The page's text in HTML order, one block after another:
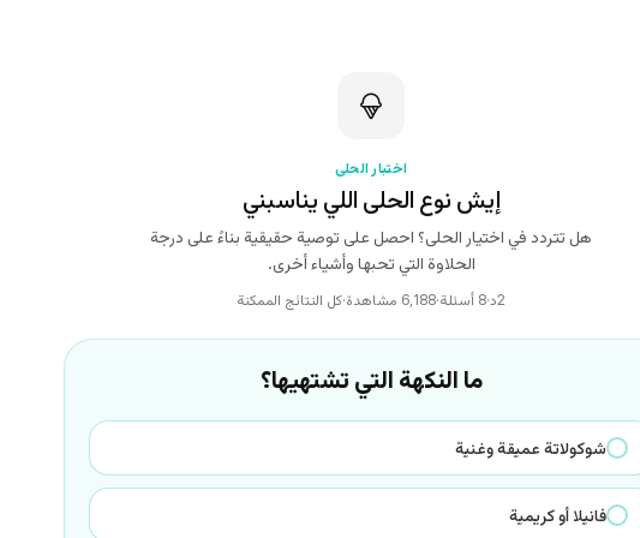
اختبار الحلى
إيش نوع الحلى اللي يناسبني
هل تتردد في اختيار الحلى؟ احصل على توصية حقيقية بناءً على درجة
الحلاوة التي تحبها وأشياء أخرى.
2د ·8 أسئلة ·6٬188 مشاهدة ·كل النتائج الممكنة
ما النكهة التي تشتهيها؟
شوكولاتة عميقة وغنية
فانيلا أو كريمية